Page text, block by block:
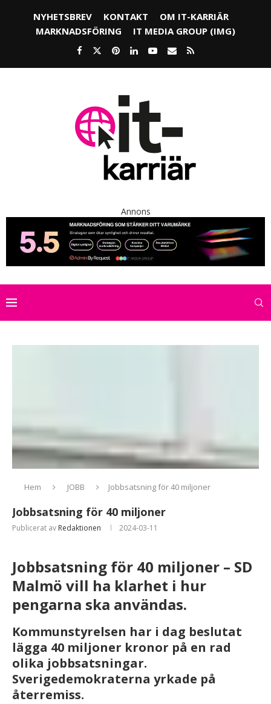
NYHETSBREV KONTAKT
OM IT-KARRIÄR
MARKNADSFÖRING
IT MEDIA GROUP (IMG)
Annons
Hem JOBB Jobbsatsning för 40 miljoner
Jobbsatsning för 40 miljoner
Publicerat av Redaktionen 2024-03-11
Jobbsatsning för 40 miljoner – SD
Malmö vill ha klarhet i hur
pengarna ska användas.
Kommunstyrelsen har i dag beslutat
lägga 40 miljoner kronor på en rad
olika jobbsatsningar.
Sverigedemokraterna yrkade på
återremiss.